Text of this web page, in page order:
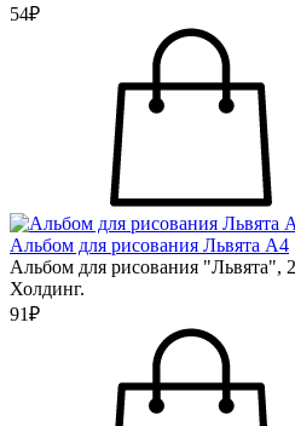
54₽
Альбом для рисования Львята А4
Альбом для рисования "Львята",
Холдинг.
91₽